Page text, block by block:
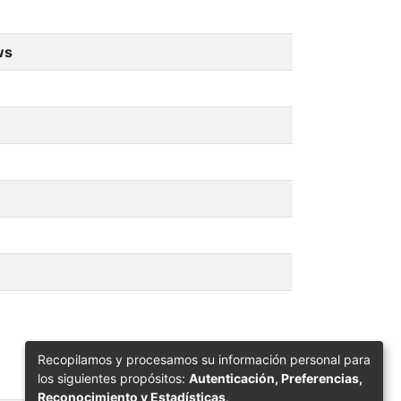
Recopilamos y procesamos su información personal para
los siguientes propósitos: Autenticación, Preferencias,
Reconocimiento y Estadísticas.